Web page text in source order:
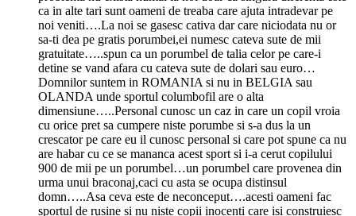
ca in alte tari sunt oameni de treaba care ajuta intradevar pe
noi veniti….La noi se gasesc cativa dar care niciodata nu or
sa-ti dea pe gratis porumbei,ei numesc cateva sute de mii
gratuitate…..spun ca un porumbel de talia celor pe care-i
detine se vand afara cu cateva sute de dolari sau euro…
Domnilor suntem in ROMANIA si nu in BELGIA sau
OLANDA unde sportul columbofil are o alta
dimensiune…..Personal cunosc un caz in care un copil vroia
cu orice pret sa cumpere niste porumbe si s-a dus la un
crescator pe care eu il cunosc personal si care pot spune ca nu
are habar cu ce se mananca acest sport si i-a cerut copilului
900 de mii pe un porumbel…un porumbel care provenea din
urma unui braconaj,caci cu asta se ocupa distinsul
domn…..Asa ceva este de neconceput….acesti oameni fac
sportul de rusine si nu niste copii inocenti care isi construiesc